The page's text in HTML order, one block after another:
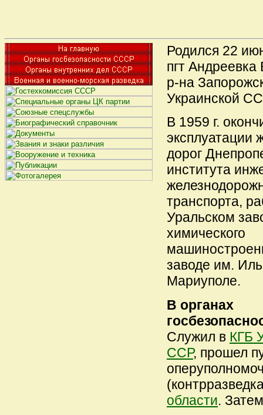
Родился 22
пгт Андреевка
р-на
Украинской
В 1959 г.
эксплуатации
дорог
института
транспорта,
Уральском
химического
заводе им.
Мариуполе.
В органах
Служил в КГБ
ССР, прошел
области.